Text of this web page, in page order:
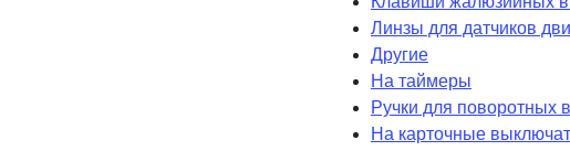
Линзы для датчиков
Другие
На таймеры
Ручки для поворотных
На карточные